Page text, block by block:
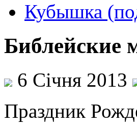
Кубышка
Библейские
6 Січня 2013
Праздник